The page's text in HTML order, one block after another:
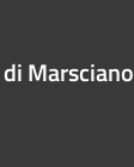
Marsciano